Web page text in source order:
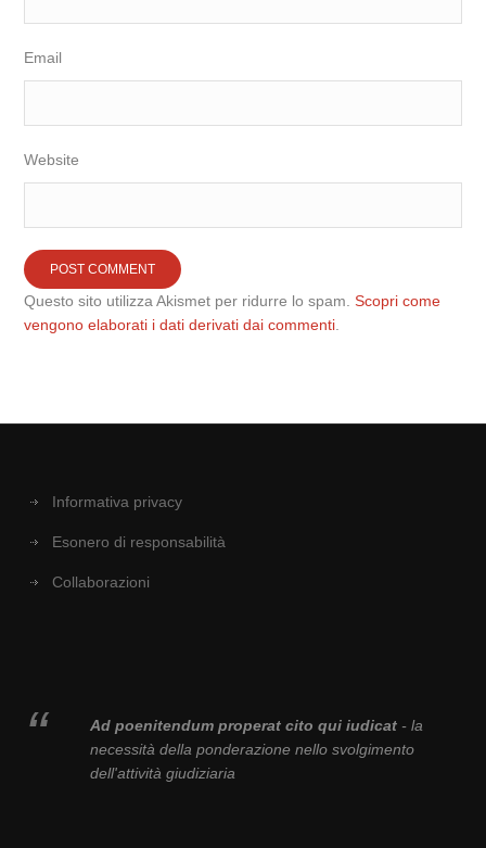
Email
Website
Questo sito utilizza Akismet per ridurre lo spam.Scopri come
vengono elaborati i dati derivati dai commenti
Informativa privacy
Esonero di responsabilità
Collaborazioni
Ad poenitendum properat cito qui iudicat- la
necessità della ponderazione nello svolgimento
dell'attività giudiziaria